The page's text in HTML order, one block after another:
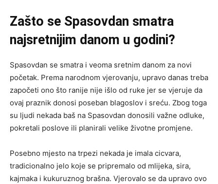
Zašto se Spasovdan smatra
najsretnijim danom u godini?
Spasovdan se smatra i veoma sretnim danom za novi
početak. Prema narodnom vjerovanju, upravo danas treba
započeti ono što ranije nije išlo od ruke jer se vjeruje da
ovaj praznik donosi poseban blagoslov i sreću. Zbog toga
su ljudi nekada baš na Spasovdan donosili važne odluke,
pokretali poslove ili planirali velike životne promjene.
Posebno mjesto na trpezi nekada je imala cicvara,
tradicionalno jelo koje se pripremalo od mlijeka, sira,
kajmaka i kukuruznog brašna. Vjerovalo se da upravo ovo